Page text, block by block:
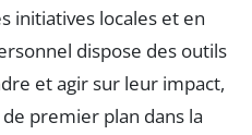
initiatives locales et en
dispose des outils
et agir sur leur impact,
premier plan dans la